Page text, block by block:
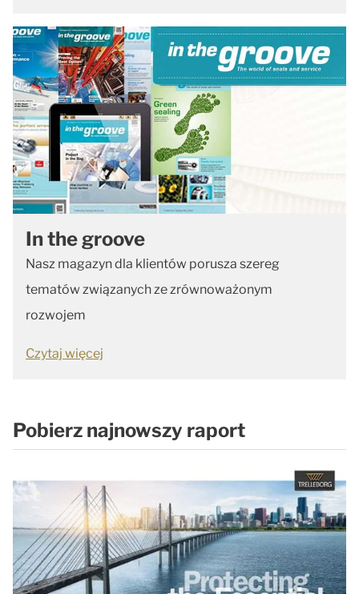
In the groove
Nasz magazyn dla klientów porusza szereg
tematów związanych ze zrównoważonym
rozwojem
Czytaj więcej
Pobierz najnowszy raport